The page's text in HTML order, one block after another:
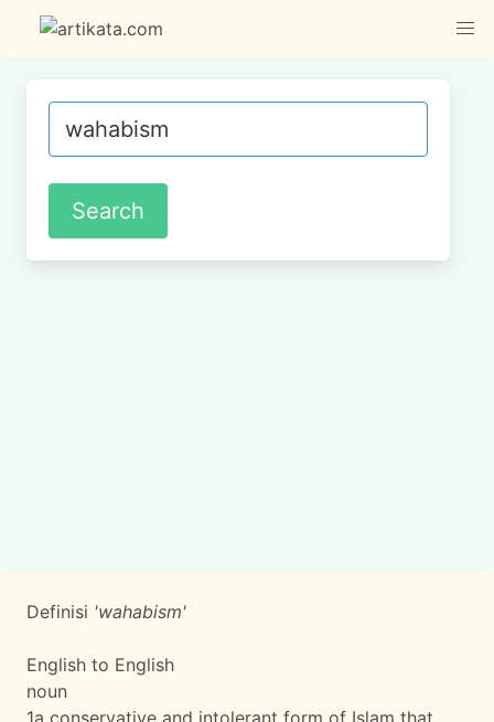
Definisi 'wahabism'
English to English
noun
1a conservative and intolerant form of Islam that